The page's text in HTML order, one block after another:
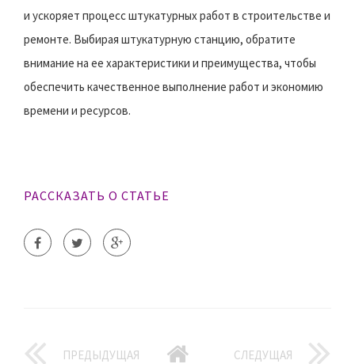
и ускоряет процесс штукатурных работ в строительстве и
ремонте. Выбирая штукатурную станцию, обратите
внимание на ее характеристики и преимущества, чтобы
обеспечить качественное выполнение работ и экономию
времени и ресурсов.
РАССКАЗАТЬ О СТАТЬЕ
ПРЕДЫДУЩАЯ СЛЕДУЩАЯ